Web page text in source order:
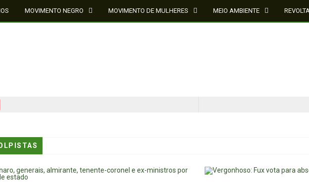
MOVIMENTO NEGRO MOVIMENTO DE MULHERES MEIO AMBIENTE